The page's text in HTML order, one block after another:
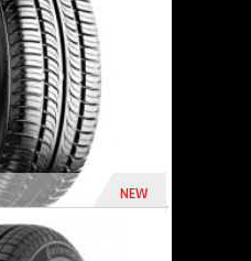
NEW